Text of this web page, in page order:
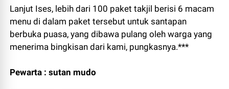
Lanjut Ises, lebih dari 100 paket takjil berisi 6 macam
menu di dalam paket tersebut untuk santapan
berbuka puasa, yang dibawa pulang oleh warga yang
menerima bingkisan dari kami, pungkasnya.***
Pewarta : sutan mudo